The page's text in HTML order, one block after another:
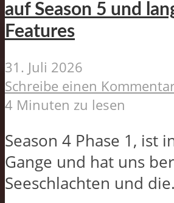
auf Season 5 und
Features
31. Juli 2026
Schreibe einen
4 Minuten zu lesen
Season 4 Phase 1, ist
Gange und hat uns
Seeschlachten und